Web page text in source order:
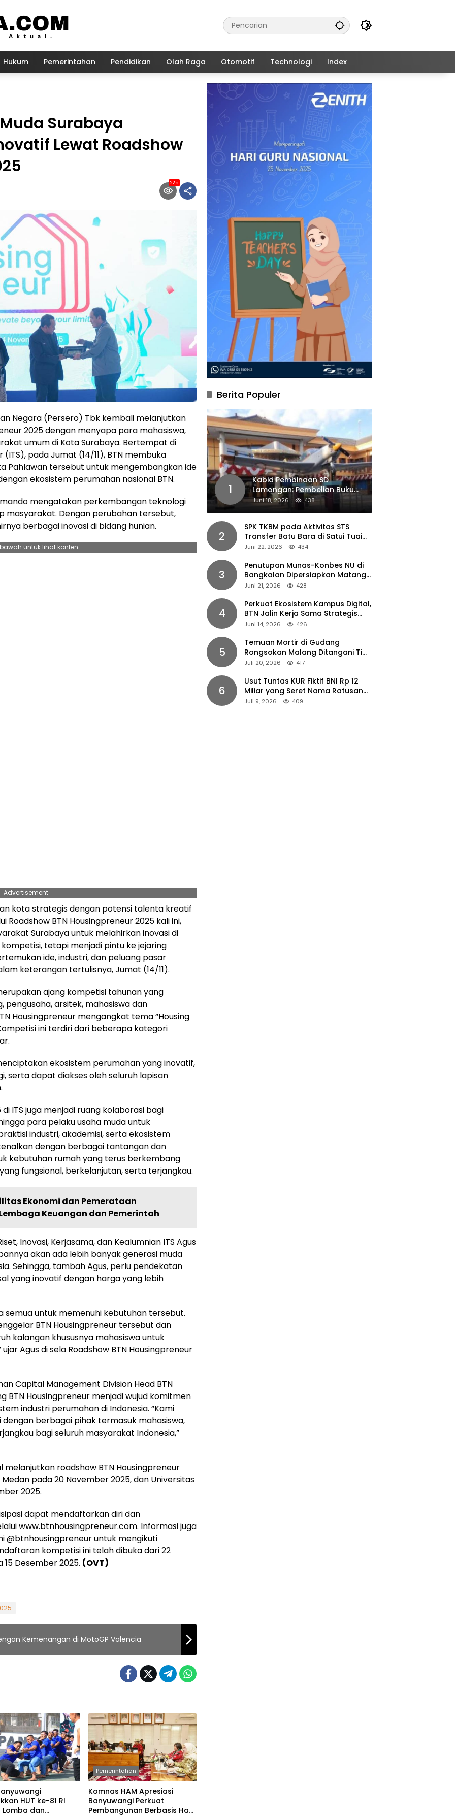
Hukum Pemerintahan Pendidikan Olah Raga Otomotif Technologi Index
Surabaya
Lewat Roadshow
225
Negara (Persero) Tbk kembali melanjutkan
2025 dengan menyapa para mahasiswa,
umum di Kota Surabaya. Bertempat di
pada Jumat (14/11), BTN membuka
Pahlawan tersebut untuk mengembangkan ide
ekosistem perumahan nasional BTN.
mengatakan perkembangan teknologi
masyarakat. Dengan perubahan tersebut,
berbagai inovasi di bidang hunian.
untuk lihat konten
Advertisement
kota strategis dengan potensi talenta kreatif
Roadshow BTN Housingpreneur 2025 kali ini,
Surabaya untuk melahirkan inovasi di
tetapi menjadi pintu ke jejaring
ide, industri, dan peluang pasar
keterangan tertulisnya, Jumat (14/11).
ajang kompetisi tahunan yang
arsitek, mahasiswa dan
Housingpreneur mengangkat tema “Housing
ini terdiri dari beberapa kategori
ekosistem perumahan yang inovatif,
serta dapat diakses oleh seluruh lapisan
ITS juga menjadi ruang kolaborasi bagi
para pelaku usaha muda untuk
industri, akademisi, serta ekosistem
dengan berbagai tantangan dan
kebutuhan rumah yang terus berkembang
fungsional, berkelanjutan, serta terjangkau.
Ekonomi dan Pemerataan
Keuangan dan Pemerintah
Inovasi, Kerjasama, dan Kealumnian ITS Agus
akan ada lebih banyak generasi muda
Sehingga, tambah Agus, perlu pendekatan
yang inovatif dengan harga yang lebih
semua untuk memenuhi kebutuhan tersebut.
BTN Housingpreneur tersebut dan
kalangan khususnya mahasiswa untuk
Agus di sela Roadshow BTN Housingpreneur
Capital Management Division Head BTN
BTN Housingpreneur menjadi wujud komitmen
industri perumahan di Indonesia. “Kami
berbagai pihak termasuk mahasiswa,
bagi seluruh masyarakat Indonesia,”
melanjutkan roadshow BTN Housingpreneur
pada 20 November 2025, dan Universitas
2025.
dapat mendaftarkan diri dan
www.btnhousingpreneur.com. Informasi juga
@btnhousingpreneur untuk mengikuti
kompetisi ini telah dibuka dari 22
Desember 2025. (OVT)
Kemenangan di MotoGP Valencia
HUT ke-81 RI
Lomba dan
Pemerintahan
Komnas HAM Apresiasi
Banyuwangi Perkuat
Pembangunan Berbasis Hak
Berita Populer
1
Kabid Pembinaan SD
Lamongan: Pembelian Buku
Pendamping Tidak Boleh
Dipaksakan
Juni 18, 2026 438
2
SPK TKBM pada Aktivitas STS
Transfer Batu Bara di Satui Tuai
Sorotan
Juni 22, 2026 434
3
Penutupan Munas-Konbes NU di
Bangkalan Dipersiapkan Matang,
Gus Ipul Turun Tangan
Juni 21, 2026 428
4
Perkuat Ekosistem Kampus Digital,
BTN Jalin Kerja Sama Strategis
dengan UNAIR
Juni 14, 2026 426
5
Temuan Mortir di Gudang
Rongsokan Malang Ditangani Tim
Gegana Polda Jatim
Juli 20, 2026 417
6
Usut Tuntas KUR Fiktif BNI Rp 12
Miliar yang Seret Nama Ratusan
Petani Jember
Juli 9, 2026 409